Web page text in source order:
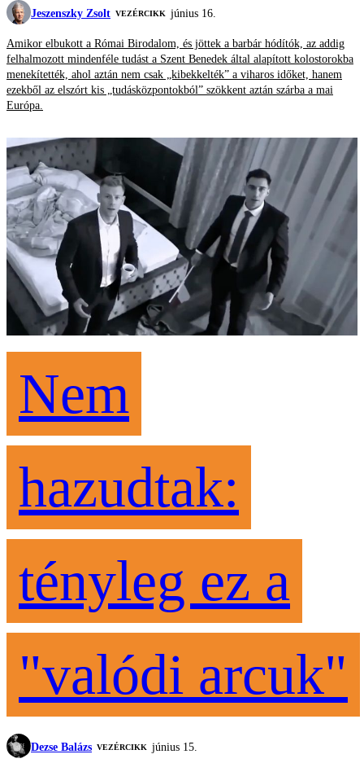
Jeszenszky Zsolt VEZÉRCIKK június 16.
Amikor elbukott a Római Birodalom, és jöttek a barbár hódítók, az addig
felhalmozott mindenféle tudást a Szent Benedek által alapított kolostorokba
menekítették, ahol aztán nem csak „kibekkelték” a viharos időket, hanem
ezekből az elszórt kis „tudásközpontokból” szökkent aztán szárba a mai
Európa.
Nem
hazudtak:
tényleg ez a
"valódi arcuk"
Dezse Balázs VEZÉRCIKK június 15.